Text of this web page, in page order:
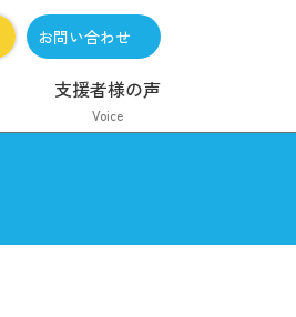
お問い合わせ
支援者様の声
Voice